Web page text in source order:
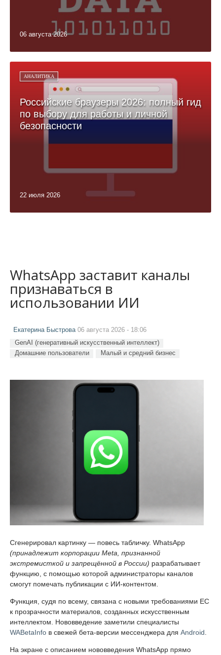
06 августа 2026
АНАЛИТИКА
Российские браузеры 2026: полный гид
по выбору для работы и личной
безопасности
22 июля 2026
WhatsApp заставит каналы
признаваться в
использовании ИИ
Екатерина Быстрова 06 августа 2026 - 18:06
GenAI (генеративный искусственный интеллект)
Домашние пользователи
Малый и средний бизнес
Сгенерировал картинку — повесь табличку. WhatsApp
(принадлежит корпорации Meta, признанной
экстремисткой и запрещённой в России) разрабатывает
функцию, с помощью которой администраторы каналов
смогут помечать публикации с ИИ-контентом.
Функция, судя по всему, связана с новыми требованиями ЕС
к прозрачности материалов, созданных искусственным
интеллектом. Нововведение заметили специалисты
WABetaInfo в свежей бета-версии мессенджера для Android
На экране с описанием нововведения WhatsApp прямо